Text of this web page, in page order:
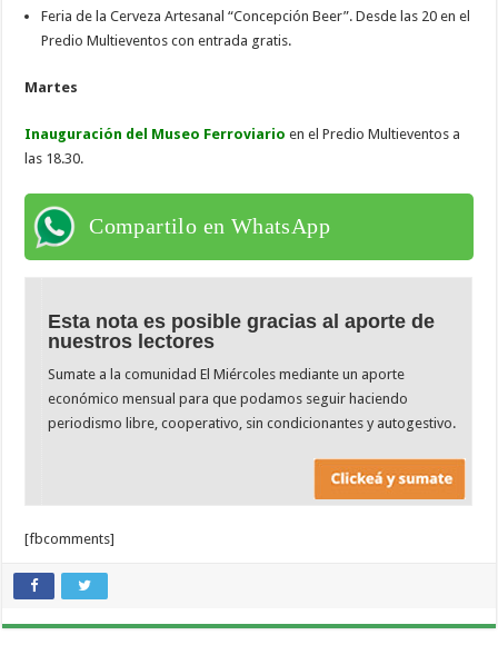
Feria de la Cerveza Artesanal “Concepción Beer”. Desde las 20 en el
Predio Multieventos con entrada gratis.
Martes
Inauguración del Museo Ferroviario en el Predio Multieventos a
las 18.30.
Compartilo en WhatsApp
Esta nota es posible gracias al aporte de
nuestros lectores
Sumate a la comunidad El Miércoles mediante un aporte
económico mensual para que podamos seguir haciendo
periodismo libre, cooperativo, sin condicionantes y autogestivo.
[fbcomments]